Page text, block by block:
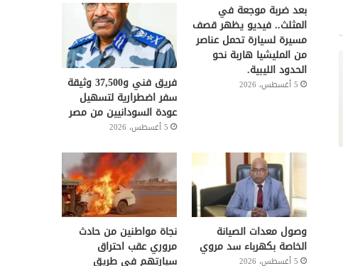
بعد ضربة موجعة في
المثلث.. فيديو يظهر قصف
مسيرة لسيارة تحمل عناصر
من المليشيا هاربة نحو
الحدود الليبية.
5 أغسطس، 2026 فريق فني و37,500 وثيقة
سفر اضطرارية لتسهيل
عودة السودانيين من مصر
5 أغسطس، 2026
وصول معدات الصيانة
الخاصة بكهرباء سد مروي
5 أغسطس، 2026
نجاة مواطنين من حادث
مروري عقب احتراق
سيارتهم في طريق